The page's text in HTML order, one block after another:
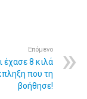
Επόμενο
έχασε 8 κιλά
που τη
βοήθησε!